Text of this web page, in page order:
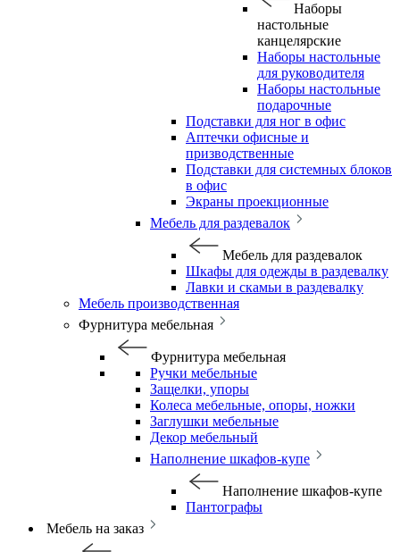
Наборы
настольные
канцелярские
Наборы настольные
для руководителя
Наборы настольные
подарочные
Подставки для ног в офис
Аптечки офисные и
призводственные
Подставки для системных блоков
в офис
Экраны проекционные
Мебель для раздевалок
Мебель для раздевалок
Шкафы для одежды в раздевалку
Лавки и скамьи в раздевалку
Мебель производственная
Фурнитура мебельная
Фурнитура мебельная
Ручки мебельные
Защелки, упоры
Колеса мебельные, опоры, ножки
Заглушки мебельные
Декор мебельный
Наполнение шкафов-купе
Наполнение шкафов-купе
Пантографы
Мебель на заказ